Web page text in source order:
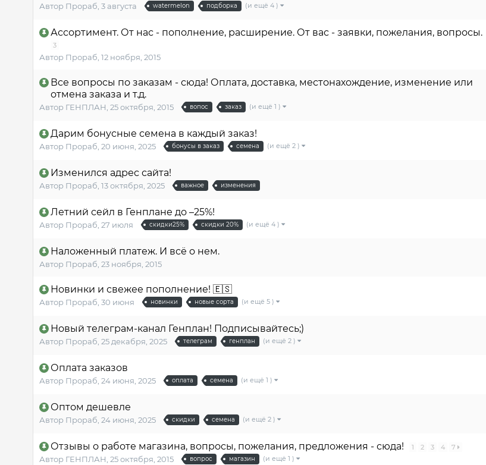
Автор Прораб 3 августа watermelon подборка (и ещё 4 )
Ассортимент. От нас - пополнение, расширение. От вас - заявки, пожелания, вопросы.
3
Автор Прораб 12 ноября, 2015
Все вопросы по заказам - сюда! Оплата, доставка, местонахождение, изменение или
отмена заказа и т.д.
Автор ГЕНПЛАН 25 октября, 2015 вопос заказ (и ещё 1 )
Дарим бонусные семена в каждый заказ!
Автор Прораб 20 июня, 2025 бонусы в заказ семена (и ещё 2 )
Изменился адрес сайта!
Автор Прораб 13 октября, 2025 важное изменения
Летний сейл в Генплане до –25%!
Автор Прораб 27 июля скидки25% скидки 20% (и ещё 4 )
Наложенный платеж. И всё о нем.
Автор Прораб 23 ноября, 2015
Новинки и свежее пополнение! 🇪🇸
Автор Прораб 30 июня новинки новые сорта (и ещё 5 )
Новый телеграм-канал Генплан! Подписывайтесь;)
Автор Прораб 25 декабря, 2025 телеграм генплан (и ещё 2 )
Оплата заказов
Автор Прораб 24 июня, 2025 оплата семена (и ещё 1 )
Оптом дешевле
Автор Прораб 24 июня, 2025 скидки семена (и ещё 2 )
Отзывы о работе магазина, вопросы, пожелания, предложения - сюда! 1 2 3 4 7
Автор ГЕНПЛАН 25 октября, 2015 вопрос магазин (и ещё 1 )